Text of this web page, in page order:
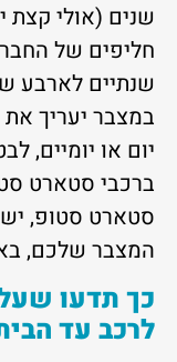
שנים (אולי קצת
חליפים של
שנתיים לארבע
במצבר יעריך
יום או יומיים,
ברכבי סטארט
סטארט סטופ,
המצבר שלכם,
כך תדעו
לרכב עד